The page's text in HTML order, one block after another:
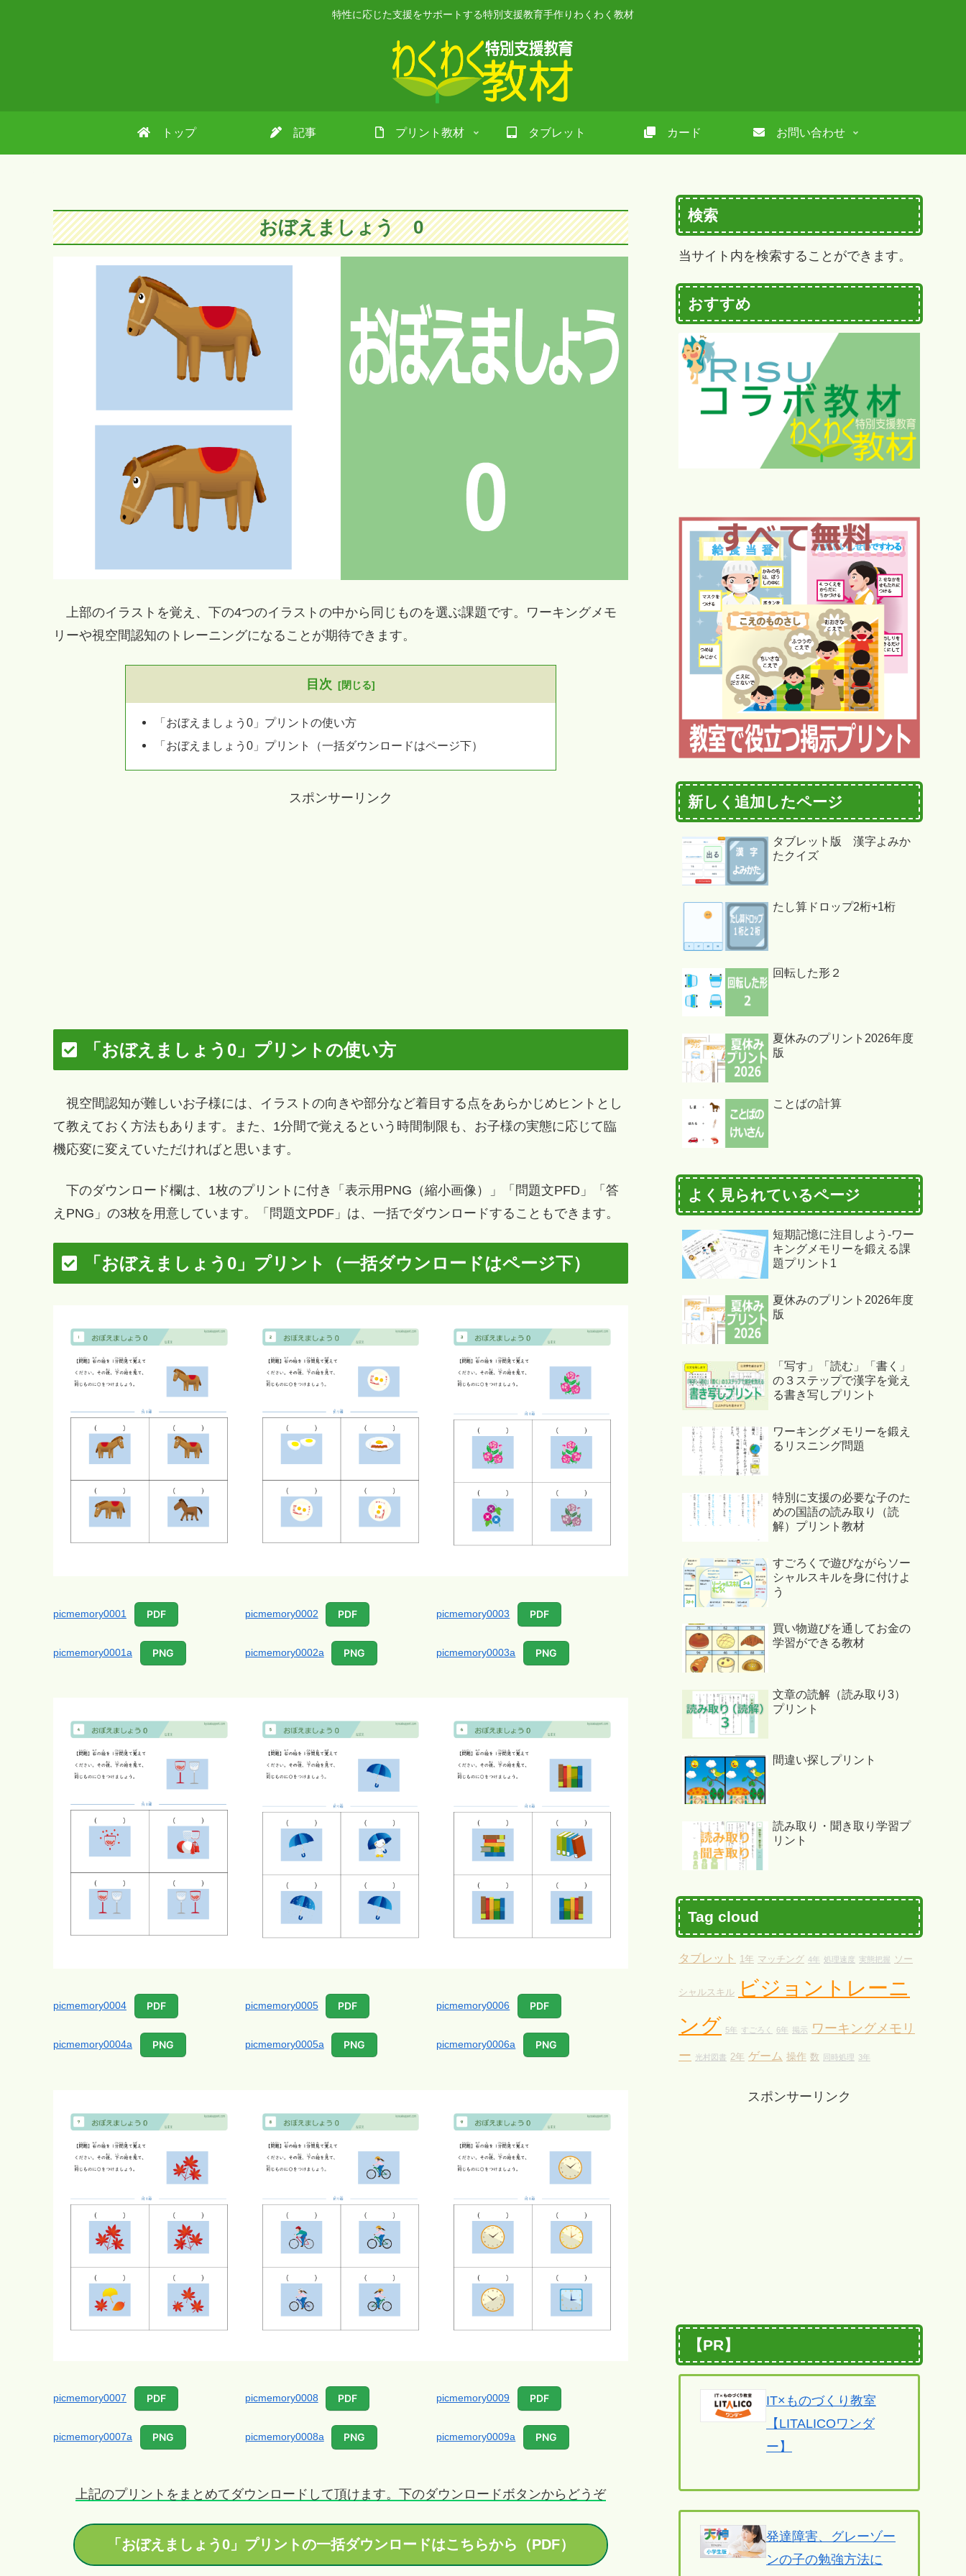
特性に応じた支援をサポートする特別支援教育手作りわくわく教材
トップ 記事 プリント教材 タブレット カード お問い合わせ
おぼえましょう 0
上部のイラストを覚え、下の4つのイラストの中から同じものを選ぶ課題です。ワーキングメモ
リーや視空間認知のトレーニングになることが期待できます。
目次
「おぼえましょう0」プリントの使い方
「おぼえましょう0」プリント（一括ダウンロードはページ下）
スポンサーリンク
「おぼえましょう0」プリントの使い方
視空間認知が難しいお子様には、イラストの向きや部分など着目する点をあらかじめヒントとし
て教えておく方法もあります。また、1分間で覚えるという時間制限も、お子様の実態に応じて臨
機応変に変えていただければと思います。
下のダウンロード欄は、1枚のプリントに付き「表示用PNG（縮小画像）」「問題文PFD」「答
えPNG」の3枚を用意しています。「問題文PDF」は、一括でダウンロードすることもできます。
「おぼえましょう0」プリント（一括ダウンロードはページ下）
picmemory0001 PDF
picmemory0001a PNG
picmemory0002 PDF
picmemory0002a PNG
picmemory0003 PDF
picmemory0003a PNG
picmemory0004 PDF
picmemory0004a PNG
picmemory0005 PDF
picmemory0005a PNG
picmemory0006 PDF
picmemory0006a PNG
picmemory0007 PDF
picmemory0007a PNG
picmemory0008 PDF
picmemory0008a PNG
picmemory0009 PDF
picmemory0009a PNG
上記のプリントをまとめてダウンロードして頂けます。下のダウンロードボタンからどうぞ
「おぼえましょう0」プリントの一括ダウンロードはこちらから（PDF）
検索
当サイト内を検索することができます。
おすすめ
新しく追加したページ
タブレット版 漢字よみか
たクイズ
たし算ドロップ2桁+1桁
回転した形２
夏休みのプリント2026年度
版
ことばの計算
よく見られているページ
短期記憶に注目しよう-ワー
キングメモリーを鍛える課
題プリント1
夏休みのプリント2026年度
版
「写す」「読む」「書く」
の３ステップで漢字を覚え
る書き写しプリント
ワーキングメモリーを鍛え
るリスニング問題
特別に支援の必要な子のた
めの国語の読み取り（読
解）プリント教材
すごろくで遊びながらソー
シャルスキルを身に付けよ
う
買い物遊びを通してお金の
学習ができる教材
文章の読解（読み取り3）
プリント
間違い探しプリント
読み取り・聞き取り学習プ
リント
Tag cloud
タブレット 1年 マッチング 4年 処理速度 実態把握 ソー
シャルスキル
ビジョントレーニ
ング 5年 すごろく 6年 掲示
ワーキングメモリ
ー 光村図書 2年 ゲーム 操作 数 同時処理 3年
スポンサーリンク
【PR】
IT×ものづくり教室
【LITALICOワンダ
ー】
発達障害、グレーゾー
ンの子の勉強方法に